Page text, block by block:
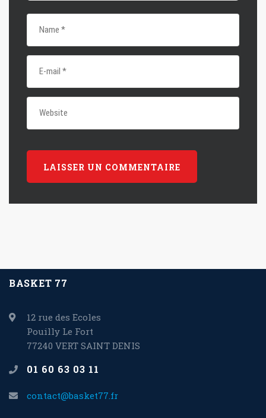
BASKET 77
12 rue des Ecoles
Pouilly Le Fort
77240 VERT SAINT DENIS
01 60 63 03 11
contact@basket77.fr